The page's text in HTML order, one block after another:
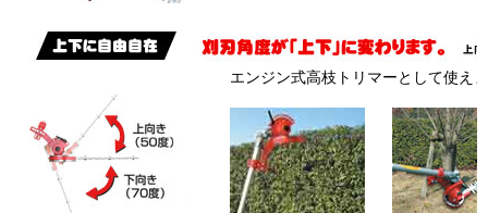
エンジン式高枝トリマーとして使え